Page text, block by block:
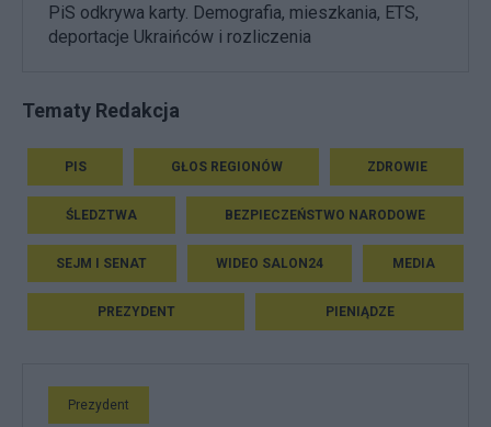
PiS odkrywa karty. Demografia, mieszkania, ETS,
deportacje Ukraińców i rozliczenia
Tematy Redakcja
PIS GŁOS REGIONÓW ZDROWIE
ŚLEDZTWA BEZPIECZEŃSTWO NARODOWE
SEJM I SENAT WIDEO SALON24 MEDIA
PREZYDENT PIENIĄDZE
Prezydent